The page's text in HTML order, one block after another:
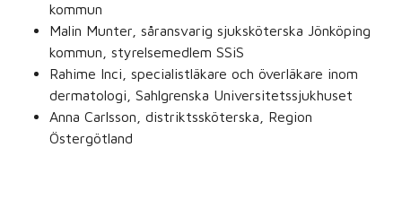
kommun
Malin Munter, såransvarig sjuksköterska Jönköping
kommun, styrelsemedlem SSiS
Rahime Inci, specialistläkare och överläkare inom
dermatologi, Sahlgrenska Universitetssjukhuset
Anna Carlsson, distriktssköterska, Region
Östergötland